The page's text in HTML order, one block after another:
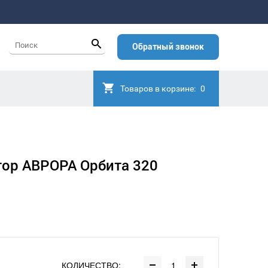
Обратный звонок
Товаров в корзине: 0
АВРОРА Орбита 320
КОЛИЧЕСТВО: